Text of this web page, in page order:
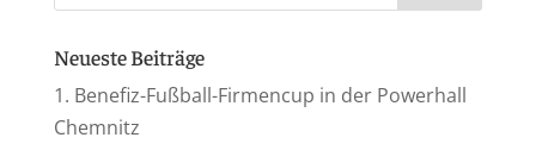
Neueste Beiträge
1. Benefiz-Fußball-Firmencup in der Powerhall
Chemnitz